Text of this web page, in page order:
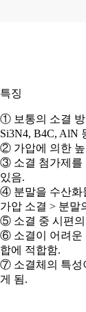
특징
① 보통의 소결 방
Si3N4, B4C, AlN
② 가압에 의한 높
③ 소결 첨가제를
있음.
④ 분말을 수산화
가압 소결 > 분말
⑤ 소결 중 시편의
⑥ 소결이 어려운
합에 적합함.
⑦ 소결체의 특성
게 됨.